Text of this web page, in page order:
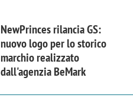
NewPrinces rilancia GS:
nuovo logo per lo storico
marchio realizzato
dall'agenzia BeMark